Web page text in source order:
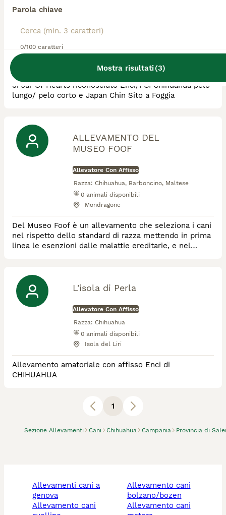
Parola chiave
0/100 caratteri
Mostra risultati(3)
Sezione Allevamenti Cani Chihuahua Campania Provincia di
Razza: Chihuahua, Chin, Barboncino Toy
Foggia
Allevamento di Doriana Campagna, titolare dell’affisso
di Jar Of Hearts riconosciuto Enci/FCI Chihuahua pelo
lungo/ pelo corto e Japan Chin Sito a Foggia
ALLEVAMENTO DEL
MUSEO FOOF
Allevatore Con Affisso
Razza: Chihuahua, Barboncino, Maltese
0 animali disponibili
Mondragone
Del Museo Foof è un allevamento che seleziona i cani
nel rispetto dello standard di razza mettendo in prima
linea le esenzioni dalle malattie ereditarie, e nel
L'isola di Perla
Allevatore Con Affisso
Razza: Chihuahua
0 animali disponibili
Isola del Liri
Allevamento amatoriale con affisso Enci di
CHIHUAHUA
1
allevamenti cani a
genova
allevamento cani
allevamento cani
bolzano/bozen
allevamento cani